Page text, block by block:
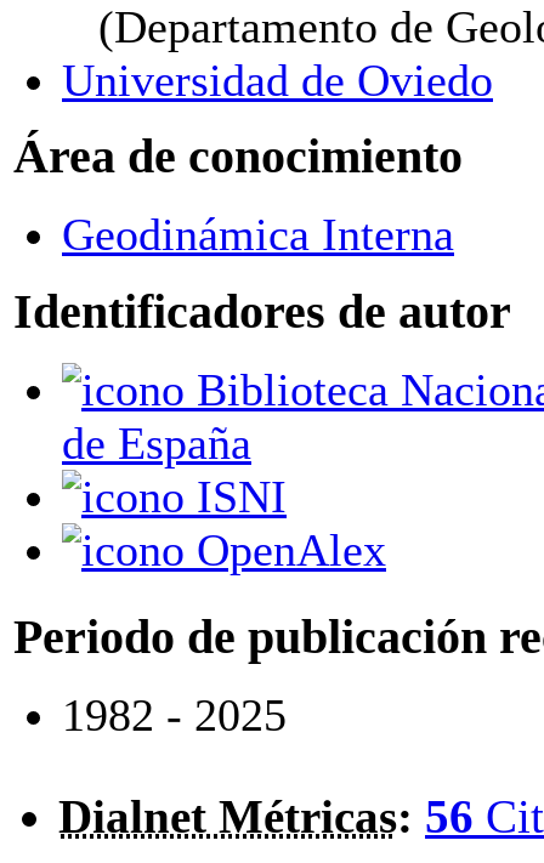
(Departamento de
Universidad de Oviedo
Área de conocimiento
Geodinámica Interna
Identificadores de autor
de España
ISNI
OpenAlex
Periodo de publicación
1982 - 2025
Dialnet Métricas: 56